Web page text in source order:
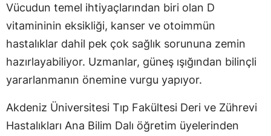
Vücudun temel ihtiyaçlarından biri olan D
vitamininin eksikliği, kanser ve otoimmün
hastalıklar dahil pek çok sağlık sorununa zemin
hazırlayabiliyor. Uzmanlar, güneş ışığından bilinçli
yararlanmanın önemine vurgu yapıyor.
Akdeniz Üniversitesi Tıp Fakültesi Deri ve Zührevi
Hastalıkları Ana Bilim Dalı öğretim üyelerinden